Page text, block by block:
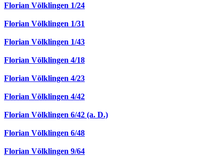
Florian Völklingen 1/24
Florian Völklingen 1/31
Florian Völklingen 1/43
Florian Völklingen 4/18
Florian Völklingen 4/23
Florian Völklingen 4/42
Florian Völklingen 6/42 (a. D.)
Florian Völklingen 6/48
Florian Völklingen 9/64